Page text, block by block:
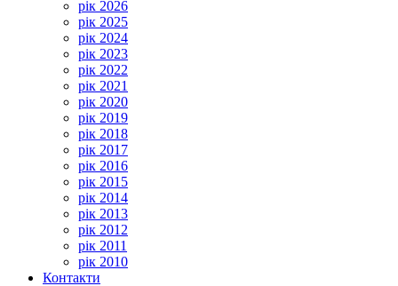
рік 2026
рік 2025
рік 2024
рік 2023
рік 2022
рік 2021
рік 2020
рік 2019
рік 2018
рік 2017
рік 2016
рік 2015
рік 2014
рік 2013
рік 2012
рік 2011
рік 2010
Контакти